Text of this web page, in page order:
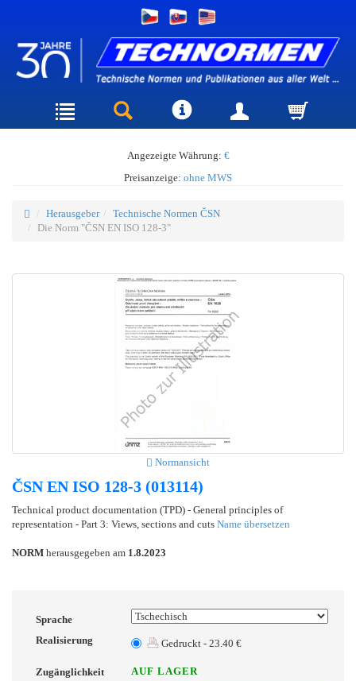
Angezeigte Währung: €
Preisanzeige: ohne MWS
Herausgeber
Technische Normen ČSN
Die Norm "ČSN EN ISO 128-3"
Normansicht
ČSN EN ISO 128-3 (013114)
Technical product documentation (TPD) - General principles of
representation - Part 3: Views, sections and cuts Name übersetzen
NORM herausgegeben am 1.8.2023
Sprache
Realisierung
Gedruckt - 23.40 €
Zugänglichkeit AUF LAGER